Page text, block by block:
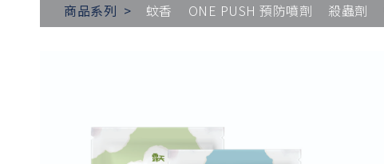
商品系列 > 蚊香 ONE PUSH 預防噴劑 殺蟲劑